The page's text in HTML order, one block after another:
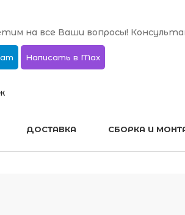
на все Ваши вопросы!
Написать в Max
ДОСТАВКА СБОРКА И